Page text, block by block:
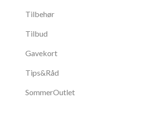
Tilbehør
Tilbud
Gavekort
Tips&Råd
SommerOutlet